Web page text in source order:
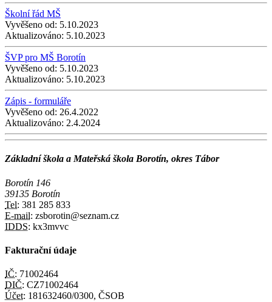
Školní řád MŠ
Vyvěšeno od: 5.10.2023
Aktualizováno: 5.10.2023
ŠVP pro MŠ Borotín
Vyvěšeno od: 5.10.2023
Aktualizováno: 5.10.2023
Zápis - formuláře
Vyvěšeno od: 26.4.2022
Aktualizováno: 2.4.2024
Základní škola a Mateřská škola Borotín, okres Tábor
Borotín 146
39135 Borotín
Tel: 381 285 833
E-mail: zsborotin@seznam.cz
IDDS: kx3mvvc
Fakturační údaje
IČ: 71002464
DIČ: CZ71002464
Účet: 181632460/0300, ČSOB